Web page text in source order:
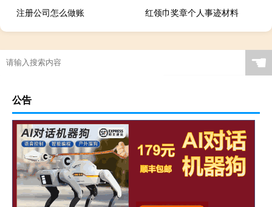
注册公司怎么做账
红领巾奖章个人事迹材料
☚
公告